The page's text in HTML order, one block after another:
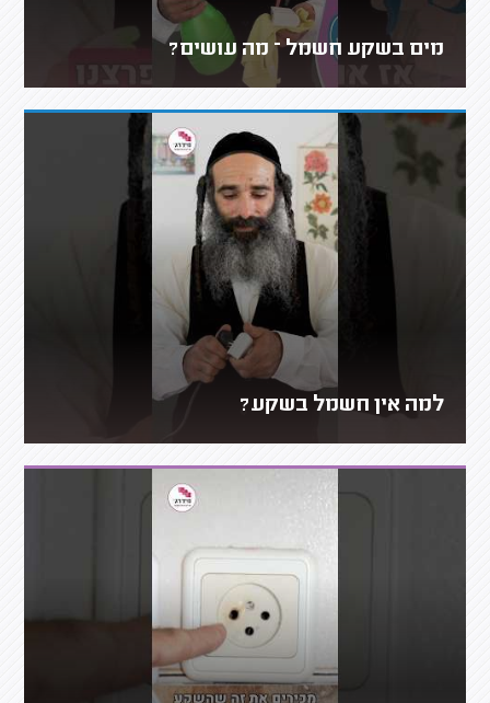
מים בשקע חשמל – מה עושים?
למה אין חשמל בשקע?